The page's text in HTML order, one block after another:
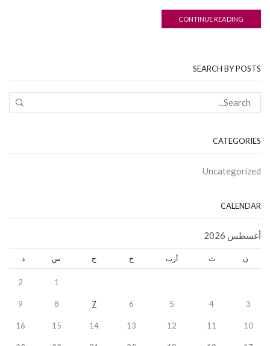
CONTINUE READING
SEARCH BY POSTS
CATEGORIES
Uncategorized
CALENDAR
أغسطس 2026
ن ث أرب خ ج س د
1
2
3
4
5
6
7
8
9
10
11
12
13
14
15
16